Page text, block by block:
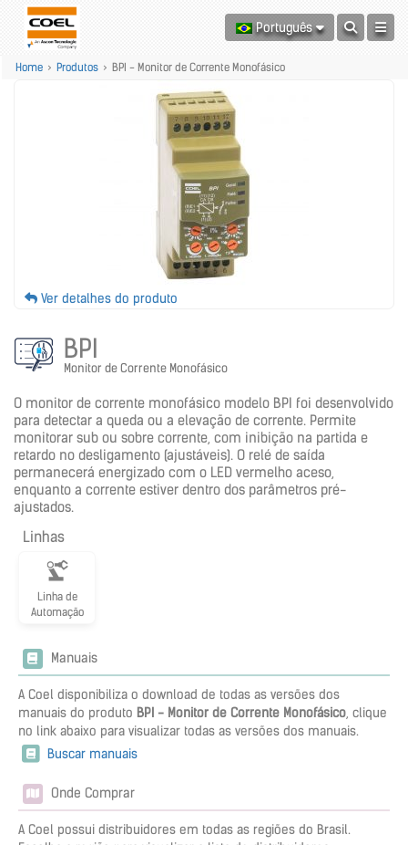
Português
Home > Produtos > BPI - Monitor de Corrente Monofásico
Ver detalhes do produto
BPI
Monitor de Corrente Monofásico
O monitor de corrente monofásico modelo BPI foi desenvolvido
para detectar a queda ou a elevação de corrente. Permite
monitorar sub ou sobre corrente, com inibição na partida e
retardo no desligamento (ajustáveis). O relé de saída
permanecerá energizado com o LED vermelho aceso,
enquanto a corrente estiver dentro dos parâmetros pré-
ajustados.
Linhas
Linha de
Automação
Manuais
A Coel disponibiliza o download de todas as versões dos
manuais do produto BPI - Monitor de Corrente Monofásico, clique
no link abaixo para visualizar todas as versões dos manuais.
Buscar manuais
Onde Comprar
A Coel possui distribuidores em todas as regiões do Brasil.